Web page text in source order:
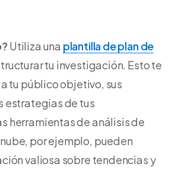
Utiliza una plantilla de plan de
tu investigación. Esto te
tu público objetivo, sus
estrategias de tus
herramientas de análisis de
por ejemplo, pueden
valiosa sobre tendencias y